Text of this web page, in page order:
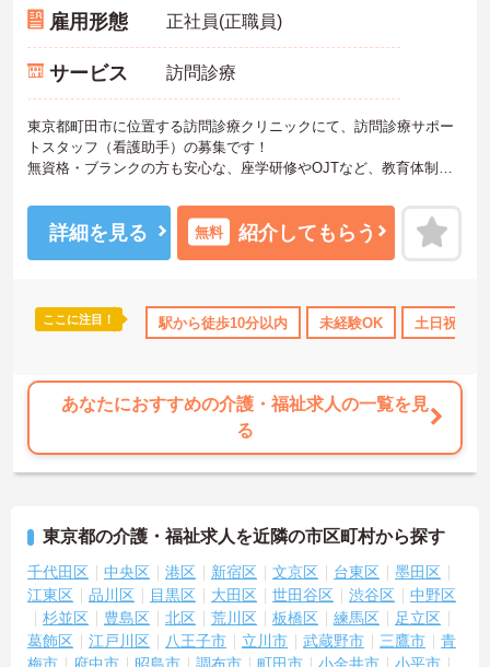
雇用形態 正社員(正職員)
サービス 訪問診療
東京都町田市に位置する訪問診療クリニックにて、訪問診療サポー
トスタッフ（看護助手）の募集です！
無資格・ブランクの方も安心な、座学研修やOJTなど、教育体制が
境が整っています◎
ご興味のある方には、面接対策ポイントなど、さらに詳細をご案内
しますのでお気軽にご相談ください！
詳細を見る 無料 紹介してもらう
ここに注目！ 駅から徒歩10分以内 未経験OK 土日祝休
あなたにおすすめの介護・福祉求人の一覧を見
る
東京都の介護・福祉求人を近隣の市区町村から探す
千代田区 中央区 港区 新宿区 文京区 台東区
墨田区
江東区
品川区 目黒区 大田区 世田谷区 渋谷区
中野区
杉並区
豊島区 北区 荒川区 板橋区 練馬区
足立区
葛飾区
江戸川区 八王子市 立川市 武蔵野市 三鷹市
青
梅市
府中市 昭島市 調布市 町田市 小金井市 小平市